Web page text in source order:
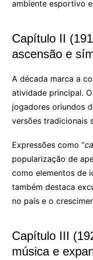
ambiente esportivo
Capítulo II
ascensão e
A década marca a
atividade principal.
jogadores oriundos
versões tradicionais
Expressões como “
popularização de
como elementos de
também destaca
no país e o
Capítulo III
música e